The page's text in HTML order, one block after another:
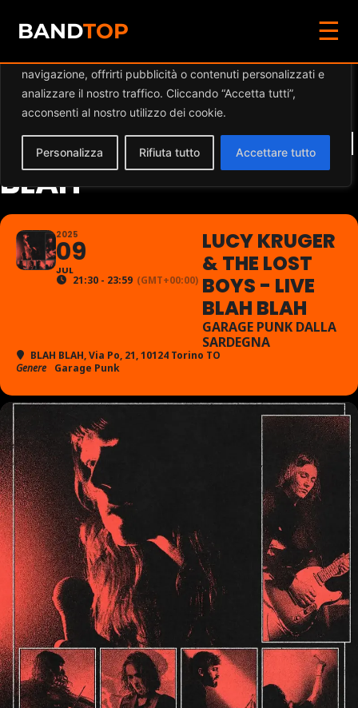
Diamo valore alla tua privacy
navigazione, offrirti pubblicità o contenuti personalizzati e
analizzare il nostro traffico. Cliccando “Accetta tutti”,
acconsenti al nostro utilizzo dei cookie.
Personalizza Rifiuta tutto Accettare tutto
BANDTOP ☰
LUCY KRUGER & THE
LOST BOYS - LIVE BLAH
BLAH
2025
09
JUL
21:30 - 23:59 (GMT+00:00)
LUCY KRUGER
& THE LOST
BOYS - LIVE
BLAH BLAH
GARAGE PUNK DALLA
SARDEGNA
BLAH BLAH, Via Po, 21, 10124 Torino TO
Genere
Garage Punk